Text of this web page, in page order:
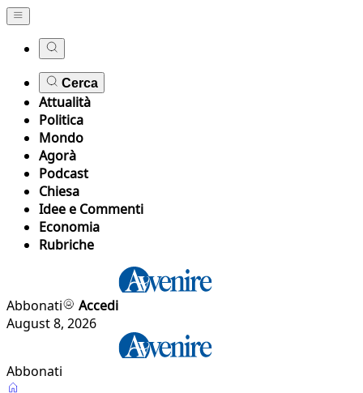
Cerca
Attualità
Politica
Mondo
Agorà
Podcast
Chiesa
Idee e Commenti
Economia
Rubriche
Abbonati
Accedi
August 8, 2026
Abbonati